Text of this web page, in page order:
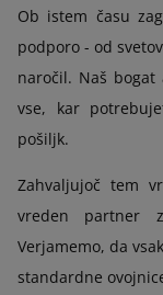
Ob istem času
podporo - od
naročil. Naš
vse, kar
pošiljk.
Zahvaljujoč tem
vreden partner
Verjamemo, da
standardne